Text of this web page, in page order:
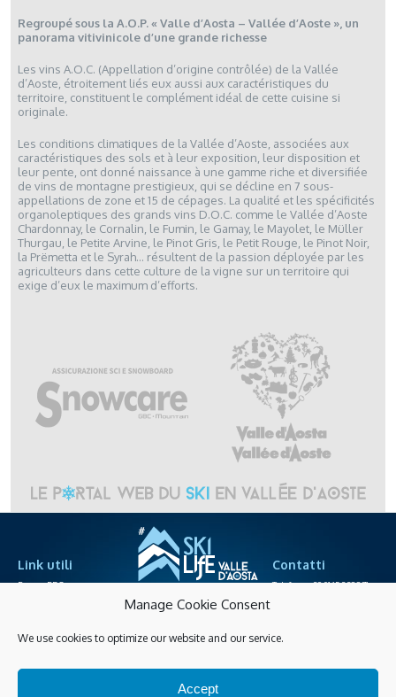
Manage Cookie Consent
We use cookies to optimize our website and our service.
Accept
Regroupé sous la A.O.P. « Valle d’Aosta – Vallée d’Aoste », un
panorama vitivinicole d’une grande richesse
Les vins A.O.C. (Appellation d’origine contrôlée) de la Vallée
d’Aoste, étroitement liés eux aussi aux caractéristiques du
territoire, constituent le complément idéal de cette cuisine si
originale.
Les conditions climatiques de la Vallée d’Aoste, associées aux
caractéristiques des sols et à leur exposition, leur disposition et
leur pente, ont donné naissance à une gamme riche et diversifiée
de vins de montagne prestigieux, qui se décline en 7 sous-
appellations de zone et 15 de cépages. La qualité et les spécificités
organoleptiques des grands vins D.O.C. comme le Vallée d’Aoste
Chardonnay, le Cornalin, le Fumin, le Gamay, le Mayolet, le Müller
Thurgau, le Petite Arvine, le Pinot Gris, le Petit Rouge, le Pinot Noir,
la Prëmetta et le Syrah… résultent de la passion déployée par les
agriculteurs dans cette culture de la vigne sur un territoire qui
exige d’eux le maximum d’efforts.
Link utili
Espace PRO
Contatti
Telefono +39.0165.238871
Gérer les cookies